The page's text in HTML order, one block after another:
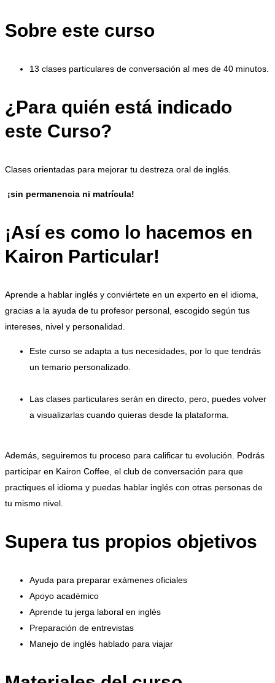
Sobre este curso
13 clases particulares de conversación al mes de 40 minutos.
¿Para quién está indicado
este Curso?
Clases orientadas para mejorar tu destreza oral de inglés.
¡sin permanencia ni matrícula!
¡Así es como lo hacemos en
Kairon Particular!
Aprende a hablar inglés y conviértete en un experto en el idioma,
gracias a la ayuda de tu profesor personal, escogido según tus
intereses, nivel y personalidad.
Este curso se adapta a tus necesidades, por lo que tendrás
un temario personalizado.
Las clases particulares serán en directo, pero, puedes volver
a visualizarlas cuando quieras desde la plataforma.
Además, seguiremos tu proceso para calificar tu evolución. Podrás
participar en Kairon Coffee, el club de conversación para que
practiques el idioma y puedas hablar inglés con otras personas de
tu mismo nivel.
Supera tus propios objetivos
Ayuda para preparar exámenes oficiales
Apoyo académico
Aprende tu jerga laboral en inglés
Preparación de entrevistas
Manejo de inglés hablado para viajar